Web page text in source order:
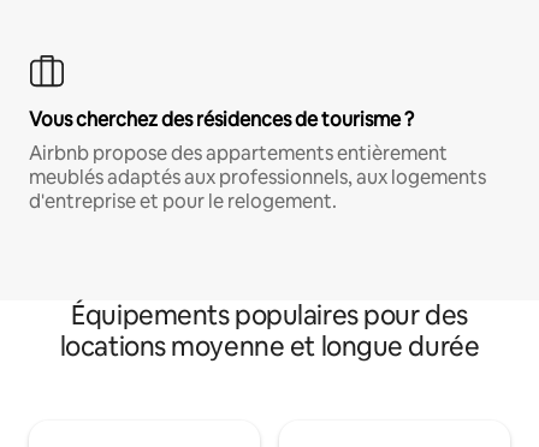
Vous cherchez des résidences de tourisme ?
Airbnb propose des appartements entièrement
meublés adaptés aux professionnels, aux logements
d'entreprise et pour le relogement.
Équipements populaires pour des
locations moyenne et longue durée